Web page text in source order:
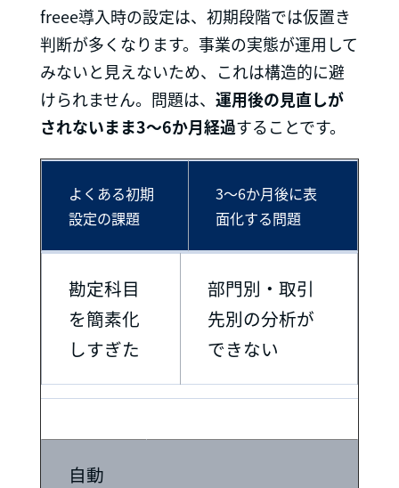
freee導入時の設定は、初期段階では仮置き
判断が多くなります。事業の実態が運用して
みないと見えないため、これは構造的に避
けられません。問題は、 運用後の見直しが
されないまま3〜6か月経過することです。
よくある初期
設定の課題
3〜6か月後に表
面化する問題
勘定科目
を簡素化
しすぎた
部門別・取引
先別の分析が
できない
自動